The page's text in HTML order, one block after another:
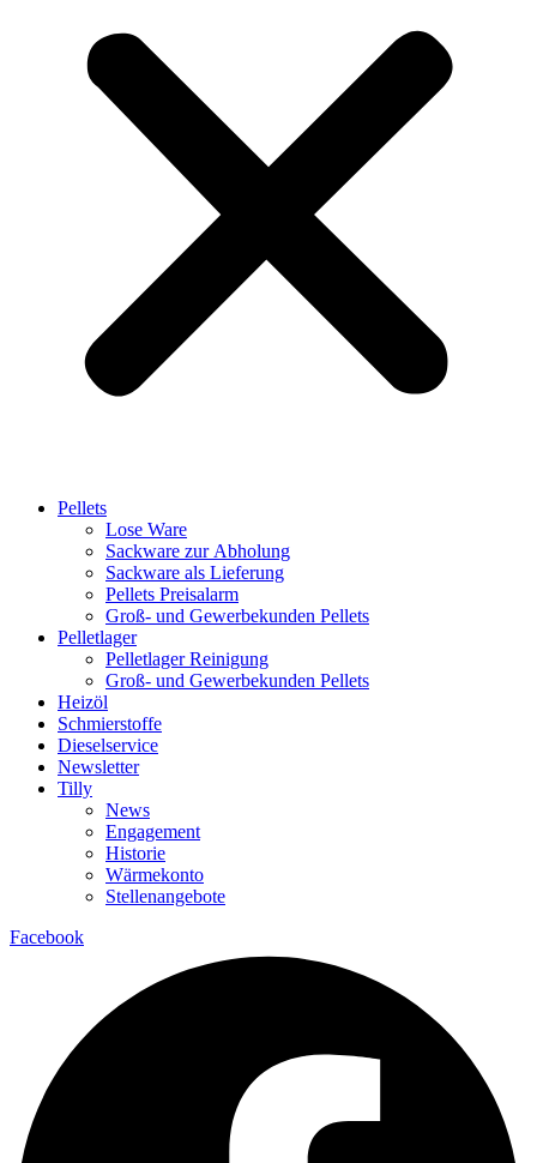
Pellets
Lose Ware
Sackware zur Abholung
Sackware als Lieferung
Pellets Preisalarm
Groß- und Gewerbekunden Pellets
Pelletlager
Pelletlager Reinigung
Groß- und Gewerbekunden Pellets
Heizöl
Schmierstoffe
Dieselservice
Newsletter
Tilly
News
Engagement
Historie
Wärmekonto
Stellenangebote
Facebook